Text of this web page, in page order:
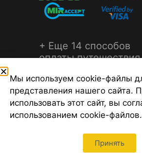
+ Еще 14 способов
оплаты путешествия
©2026 Турагентство Турсфера -
Мы используем cookie-файлы
представления нашего сайта.
использовать этот сайт, вы
использованием cookie-файлов.
Принять